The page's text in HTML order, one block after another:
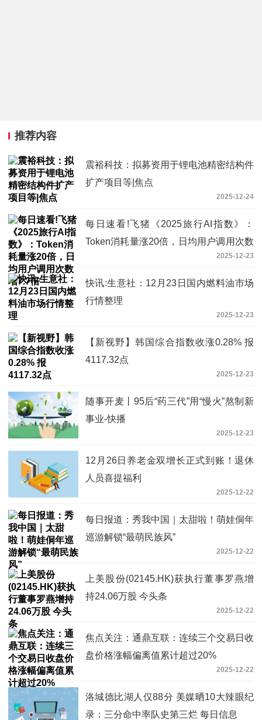
推荐内容
震裕科技：拟募资用于锂电池精密结构件
扩产项目等|焦点
2025-12-24
每日速看!飞猪《2025旅行AI指数》：
Token消耗量涨20倍，日均用户调用次数
2025-12-23
快讯:生意社：12月23日国内燃料油市场
行情整理
2025-12-23
【新视野】韩国综合指数收涨0.28% 报
4117.32点
2025-12-23
随事开麦丨95后“药三代”用“慢火”熬制新
事业-快播
2025-12-23
12月26日养老金双增长正式到账！退休
人员喜提福利
2025-12-22
每日报道：秀我中国｜太甜啦！萌娃侗年
巡游解锁“最萌民族风”
2025-12-22
上美股份(02145.HK)获执行董事罗燕增
持24.06万股 今头条
2025-12-22
焦点关注：通鼎互联：连续三个交易日收
盘价格涨幅偏离值累计超过20%
2025-12-22
洛城德比湖人仅88分 美媒晒10大辣眼纪
录：三分命中率队史第三烂 每日信息